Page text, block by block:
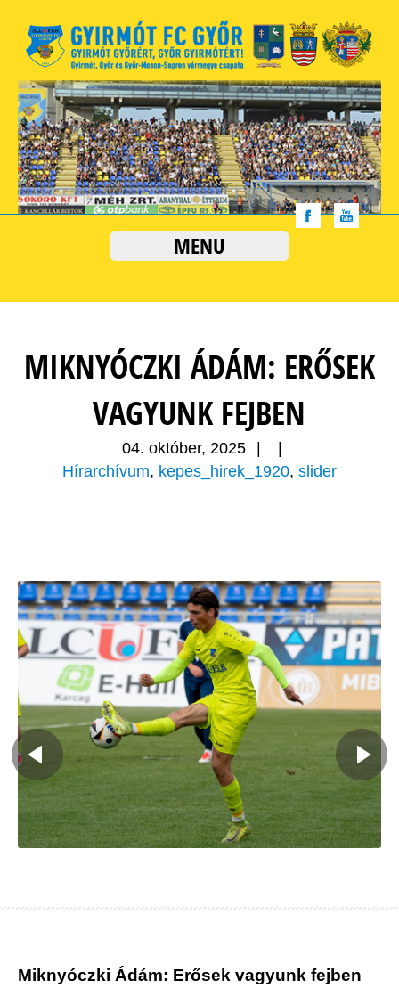
MENU
MIKNYÓCZKI ÁDÁM: ERŐSEK
VAGYUNK FEJBEN
04. október, 2025
Hírarchívum, kepes_hirek_1920, slider
Miknyóczki Ádám: Erősek vagyunk fejben